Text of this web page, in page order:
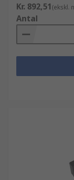
Kr. 892,51(ekskl.
Antal